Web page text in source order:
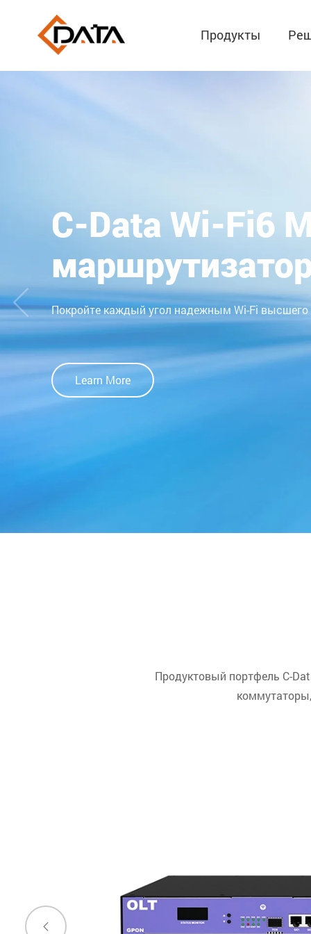
Продукты
Мини GPON OLT
Встроенный Wi-Fi и светодиод индикации
Learn More

Продуктовый портфель C-
